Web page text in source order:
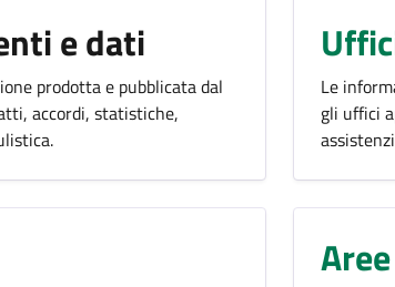
e dati
prodotta e pubblicata dal
accordi, statistiche,
Le
gli uffici